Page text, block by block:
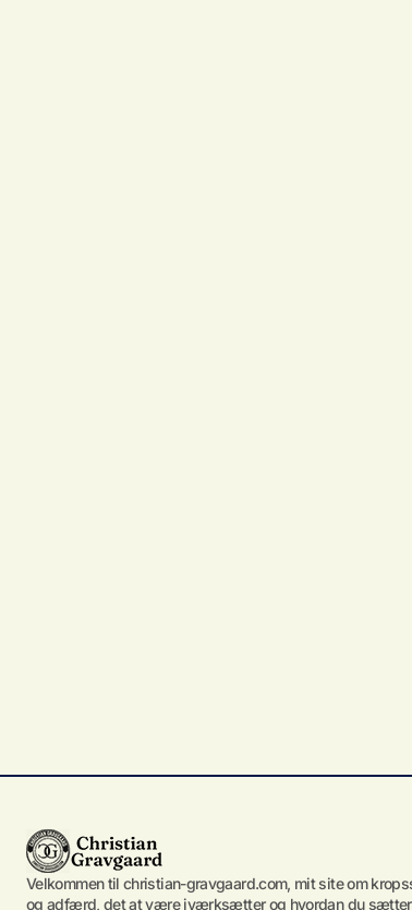
Velkommen til christian-gravgaard.com, mit site om
og adfærd, det at være iværksætter og hvordan du